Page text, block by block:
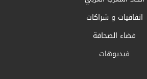
اتفاقيات و شراكات
فضاء الصحافة
فيديوهات